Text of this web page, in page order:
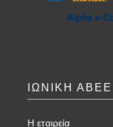
ΙΩΝΙΚΗ ΑΒΕΕ
Η εταιρεία